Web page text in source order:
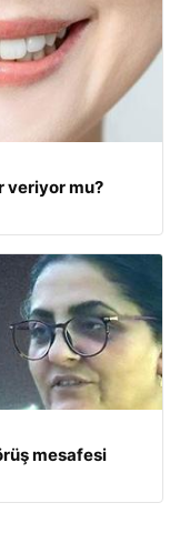
veriyor mu?
mesafesi